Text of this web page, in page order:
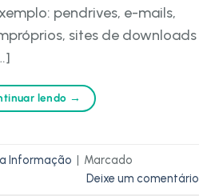
pendrives, e-mails,
sites de downloads
lendo →
Informação | Marcado
Deixe um comentário